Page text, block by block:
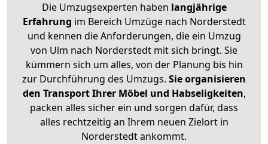
Die Umzugsexperten haben langjährige
Erfahrung im Bereich Umzüge nach Norderstedt
und kennen die Anforderungen, die ein Umzug
von Ulm nach Norderstedt mit sich bringt. Sie
kümmern sich um alles, von der Planung bis hin
zur Durchführung des Umzugs. Sie organisieren
den Transport Ihrer Möbel und Habseligkeiten,
packen alles sicher ein und sorgen dafür, dass
alles rechtzeitig an Ihrem neuen Zielort in
Norderstedt ankommt.